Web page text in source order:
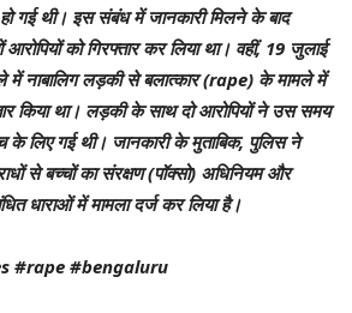
गई थी। इस संबंध में जानकारी मिलने के बाद
को गिरफ्तार कर लिया था। वहीं, 19 जुलाई
में नाबालिग लड़की से बलात्कार (rape) के मामले में
किया था। लड़की के साथ दो आरोपियों ने उस समय
के लिए गई थी। जानकारी के मुताबिक, पुलिस ने
से बच्चों का संरक्षण (पॉक्सो) अधिनियम और
धाराओं में मामला दर्ज कर लिया है।
#rape #bengaluru